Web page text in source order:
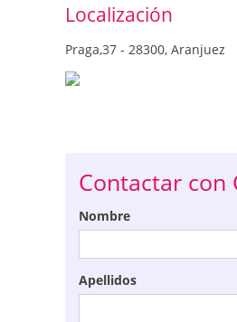
Localización
Praga,37 - 28300, Aranjuez
Contactar con
Nombre
Apellidos